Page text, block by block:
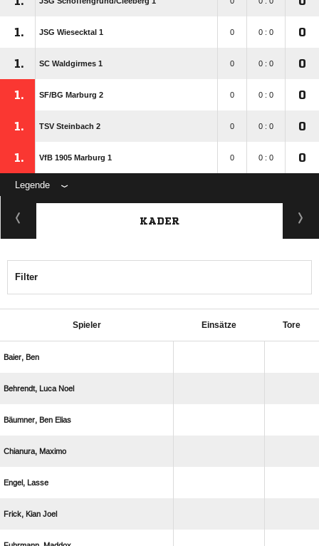
1. JSG Wiesecktal 1 0 0 : 0 0
1. SC Waldgirmes 1 0 0 : 0 0
1. SF/​BG Marburg 2 0 0 : 0 0
1. TSV Steinbach 2 0 0 : 0 0
1. VfB 1905 Marburg 1 0 0 : 0 0
Legende
KADER
Filter
Spieler Einsätze Tore
 
  
  
 
 
  